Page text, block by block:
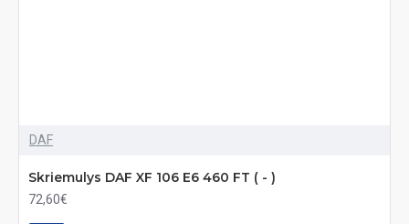
DAF
Skriemulys DAF XF 106 E6 460 FT ( - )
72,60€